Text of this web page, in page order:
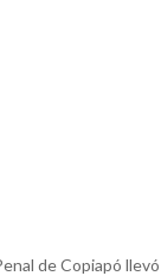
de Copiapó